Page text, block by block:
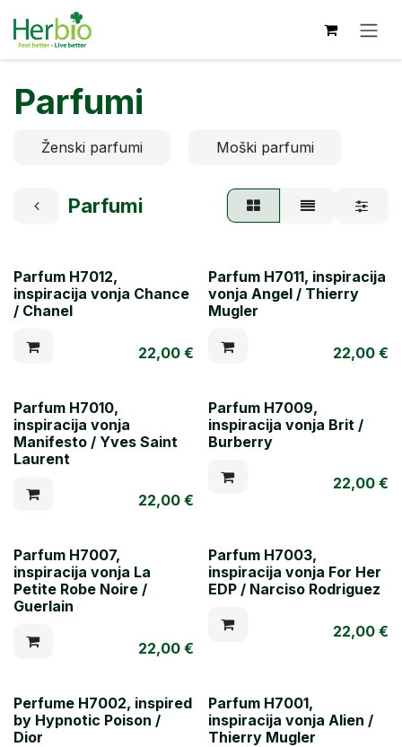
Skip to Content
Parfumi
Ženski parfumi Moški parfumi
Parfumi
Parfum H7012,
inspiracija vonja Chance
/ Chanel
22,00€
Parfum H7011, inspiracija
vonja Angel / Thierry
Mugler
22,00€
Parfum H7010,
inspiracija vonja
Manifesto / Yves Saint
Laurent
22,00€
Parfum H7009,
inspiracija vonja Brit /
Burberry
22,00€
Parfum H7007,
inspiracija vonja La
Petite Robe Noire /
Guerlain
22,00€
Parfum H7003,
inspiracija vonja For Her
EDP / Narciso Rodriguez
22,00€
Perfume H7002, inspired
by Hypnotic Poison /
Dior
Parfum H7001,
inspiracija vonja Alien /
Thierry Mugler